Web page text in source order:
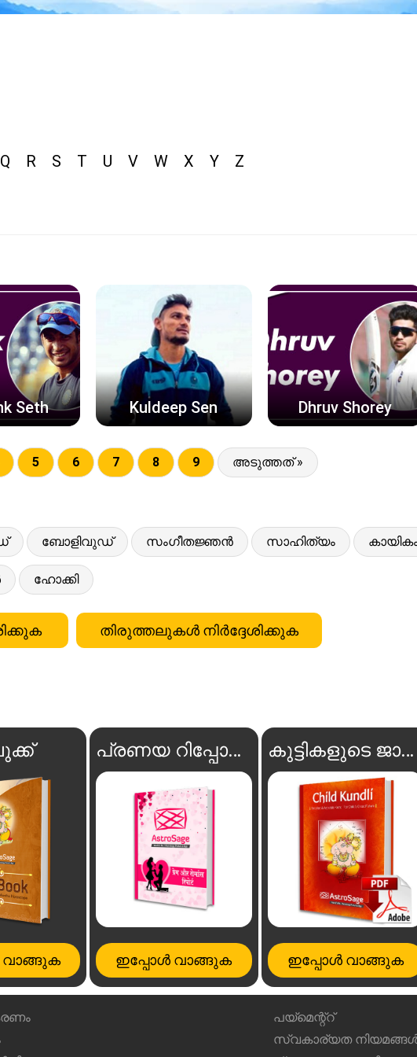
Q R S T U V W X Y Z
Seth Kuldeep Sen Dhruv Shorey
5 6 7 8 9 അടുത്തത് »
ബോളിവുഡ് സംഗീതജ്ഞൻ സാഹിത്യം
ഹോക്കി
തിരുത്തലുകൾ നിർദ്ദേശിക്കുക
വാങ്ങുക
പ്രണയ റിപ്പോർട്ട്
ഇപ്പോൾ വാങ്ങുക
കുട്ടികളുടെ ജാതകം
ഇപ്പോൾ വാങ്ങുക
പയ്മെന്റ്റ്
സ്വകാര്യത